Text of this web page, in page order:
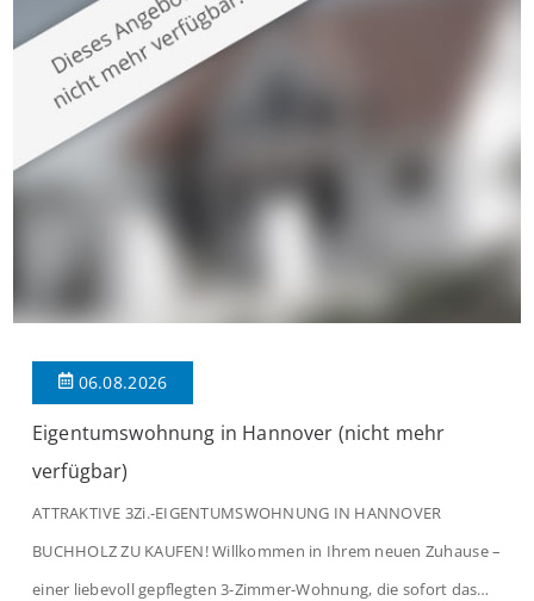
großzügige Räume und eine hochwertige Ausstattung, die
modernen Wohnkomfort mit einem stilvollen Ambiente
verbindet. Der […]
06.08.2026
Eigentumswohnung in Hannover (nicht mehr
verfügbar)
ATTRAKTIVE 3Zi.-EIGENTUMSWOHNUNG IN HANNOVER
BUCHHOLZ ZU KAUFEN! Willkommen in Ihrem neuen Zuhause –
einer liebevoll gepflegten 3-Zimmer-Wohnung, die sofort das